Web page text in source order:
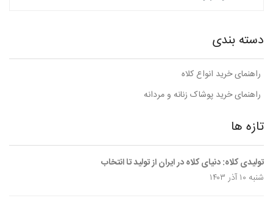
دسته بندی
راهنمای خرید انواع کلاه
راهنمای خرید پوشاک زنانه و مردانه
تازه ها
تولیدی کلاه: دنیای کلاه در ایران از تولید تا انتخاب
شنبه ۱۰ آذر ۱۴۰۳